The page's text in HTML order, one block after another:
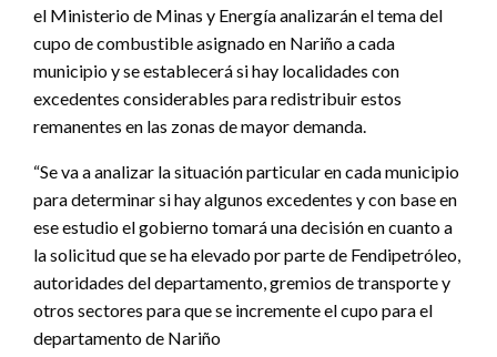
el Ministerio de Minas y Energía analizarán el tema del
cupo de combustible asignado en Nariño a cada
municipio y se establecerá si hay localidades con
excedentes considerables para redistribuir estos
remanentes en las zonas de mayor demanda.
“Se va a analizar la situación particular en cada municipio
para determinar si hay algunos excedentes y con base en
ese estudio el gobierno tomará una decisión en cuanto a
la solicitud que se ha elevado por parte de Fendipetróleo,
autoridades del departamento, gremios de transporte y
otros sectores para que se incremente el cupo para el
departamento de Nariño